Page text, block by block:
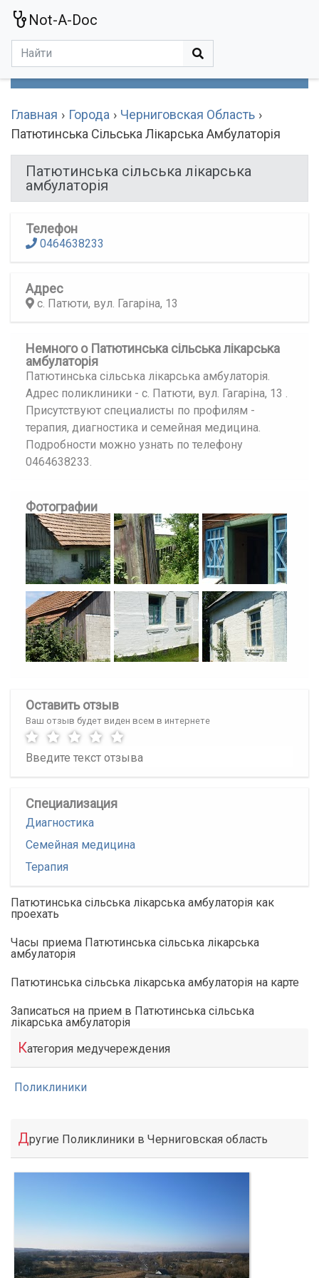
Not-A-Doc
Главная Города
Черниговская Область
Патютинська Сільська Лікарська Амбулаторія
Патютинська сільська лікарська
амбулаторія
Телефон
0464638233
Адрес
с. Патюти, вул. Гагаріна, 13
Немного о Патютинська сільська лікарська
амбулаторія
Патютинська сільська лікарська амбулаторія.
Адрес поликлиники - с. Патюти, вул. Гагаріна, 13 .
Присутствуют специалисты по профилям -
терапия, диагностика и семейная медицина.
Подробности можно узнать по телефону
0464638233.
Фотографии
Оставить отзыв
Ваш отзыв будет виден всем в интернете
Специализация
Диагностика
Семейная медицина
Терапия
Патютинська сільська лікарська амбулаторія как
проехать
Часы приема Патютинська сільська лікарська
амбулаторія
Патютинська сільська лікарська амбулаторія на карте
Записаться на прием в Патютинська сільська
лікарська амбулаторія
Категория медучереждения
Поликлиники
Другие Поликлиники в Черниговская область